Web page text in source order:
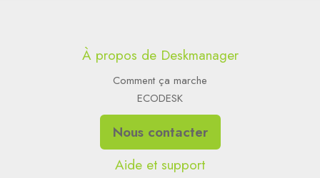
À propos de Deskmanager
Comment ça marche
ECODESK
Nous contacter
Aide et support